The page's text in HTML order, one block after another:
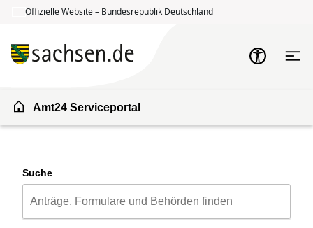
Offizielle Website – Bundesrepublik Deutschland
Amt24 Serviceportal
Suche